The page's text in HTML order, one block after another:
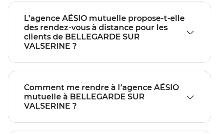
L’agence AÉSIO mutuelle propose-t-elle
des rendez-vous à distance pour les
clients de BELLEGARDE SUR
VALSERINE ?
Comment me rendre à l’agence AÉSIO
mutuelle à BELLEGARDE SUR
VALSERINE ?